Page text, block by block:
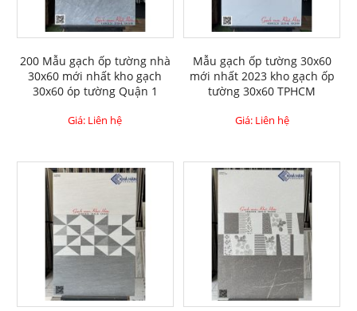
200 Mẫu gạch ốp tường nhà
30x60 mới nhất kho gạch
30x60 óp tường Quận 1
Giá: Liên hệ
Mẫu gạch ốp tường 30x60
mới nhất 2023 kho gạch ốp
tường 30x60 TPHCM
Giá: Liên hệ